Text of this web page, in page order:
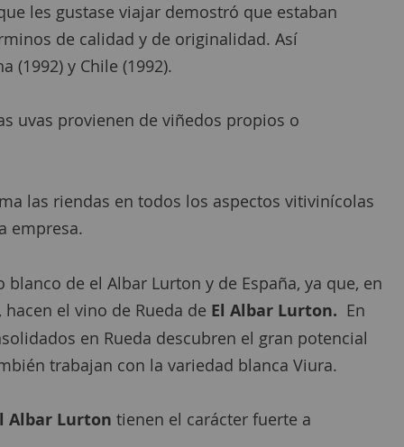
les gustase viajar demostró que estaban
de calidad y de originalidad. Así
(1992) y Chile (1992).
uvas provienen de viñedos propios o
las riendas en todos los aspectos vitivinícolas
empresa.
de el Albar Lurton y de España, ya que, en
el vino de Rueda de El Albar Lurton. En
en Rueda descubren el gran potencial
trabajan con la variedad blanca Viura.
Albar Lurton tienen el carácter fuerte a